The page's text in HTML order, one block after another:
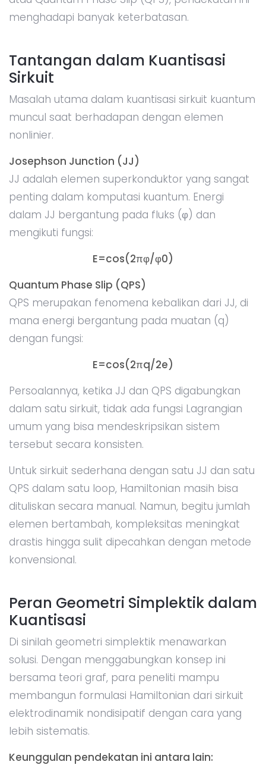
menghadapi banyak keterbatasan.
Tantangan dalam Kuantisasi
Sirkuit
Masalah utama dalam kuantisasi sirkuit kuantum
muncul saat berhadapan dengan elemen
nonlinier.
Josephson Junction (JJ)
JJ adalah elemen superkonduktor yang sangat
penting dalam komputasi kuantum. Energi
dalam JJ bergantung pada fluks (φ) dan
mengikuti fungsi:
E=cos(2πφ/φ0)
Quantum Phase Slip (QPS)
QPS merupakan fenomena kebalikan dari JJ, di
mana energi bergantung pada muatan (q)
dengan fungsi:
E=cos(2πq/2e)
Persoalannya, ketika JJ dan QPS digabungkan
dalam satu sirkuit, tidak ada fungsi Lagrangian
umum yang bisa mendeskripsikan sistem
tersebut secara konsisten.
Untuk sirkuit sederhana dengan satu JJ dan satu
QPS dalam satu loop, Hamiltonian masih bisa
dituliskan secara manual. Namun, begitu jumlah
elemen bertambah, kompleksitas meningkat
drastis hingga sulit dipecahkan dengan metode
konvensional.
Peran Geometri Simplektik dalam
Kuantisasi
Di sinilah geometri simplektik menawarkan
solusi. Dengan menggabungkan konsep ini
bersama teori graf, para peneliti mampu
membangun formulasi Hamiltonian dari sirkuit
elektrodinamik nondisipatif dengan cara yang
lebih sistematis.
Keunggulan pendekatan ini antara lain: